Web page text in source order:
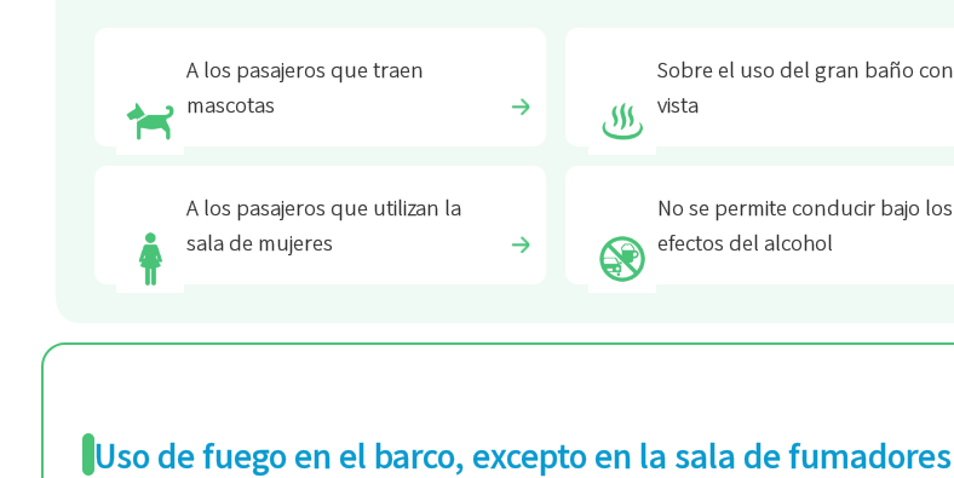
A los pasajeros que traen
mascotas
Sobre el uso del gran baño con
vista
A los pasajeros que utilizan la
sala de mujeres
No se permite conducir bajo los
efectos del alcohol
Uso de fuego en el barco, excepto en la sala de fumadores